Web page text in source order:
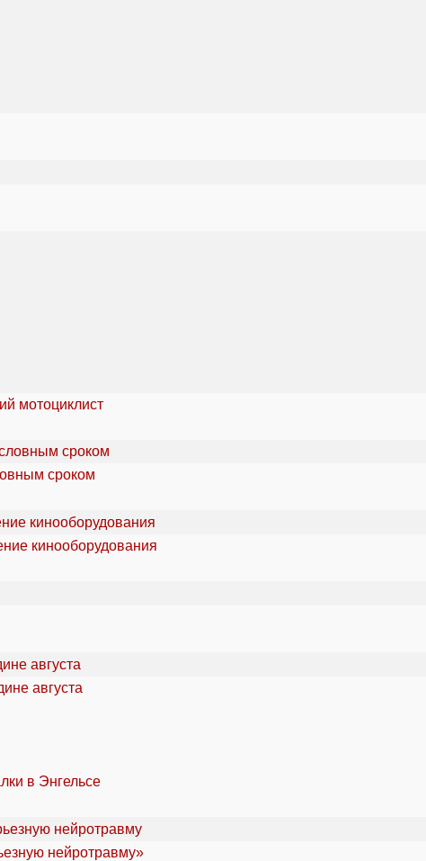
мотоциклист
сроком
кинооборудования
августа
в Энгельсе
нейротравму»